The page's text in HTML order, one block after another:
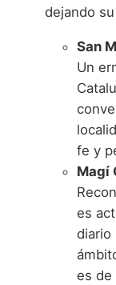
dejando
San
Un
fe y
Magí
es
diario
es de